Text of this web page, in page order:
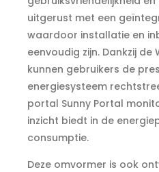
uitgerust met een
waardoor installatie en
eenvoudig zijn. Dankzij
kunnen gebruikers de
energiesysteem
portal Sunny Portal
inzicht biedt in de
consumptie.
Deze omvormer is ook